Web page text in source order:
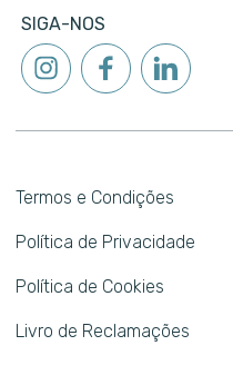
SIGA-NOS
Termos e Condições
Política de Privacidade
Política de Cookies
Livro de Reclamações